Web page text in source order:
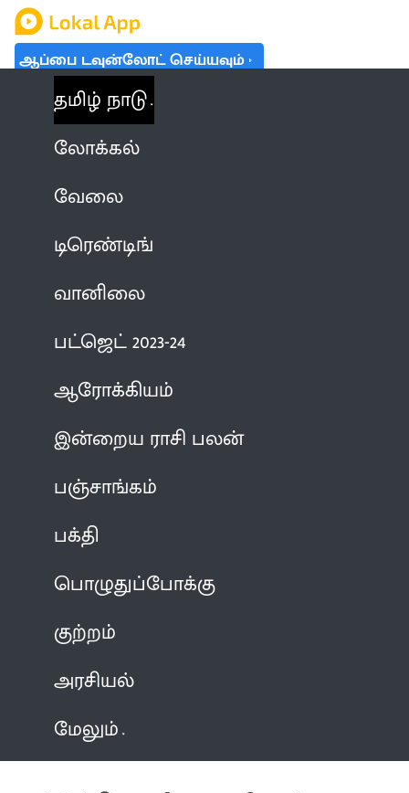
ஆப்பை டவுன்லோட் செய்யவும்
தமிழ் நாடு
லோக்கல்
வேலை
டிரெண்டிங்
வானிலை
பட்ஜெட் 2023-24
ஆரோக்கியம்
இன்றைய ராசி பலன்
பஞ்சாங்கம்
பக்தி
பொழுதுப்போக்கு
குற்றம்
அரசியல்
மேலும்